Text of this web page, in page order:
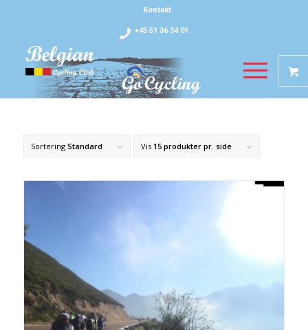
Kontakt
+45 51 36 34 01
Sortering Standard Vis 15 produkter pr. side